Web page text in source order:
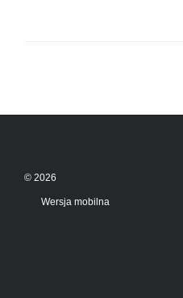
© 2026
Wersja mobilna